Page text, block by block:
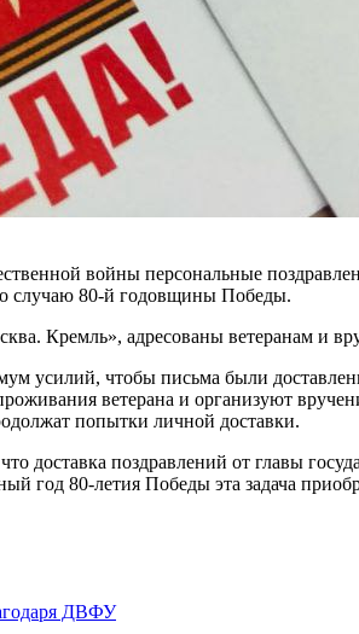
войны персональные
случаю 80-й годовщины Победы.
Кремль», адресованы ветеранам и
усилий, чтобы письма были
ветерана и организуют
попытки личной доставки.
доставка поздравлений от главы
год 80-летия Победы эта задача
ДВФУ